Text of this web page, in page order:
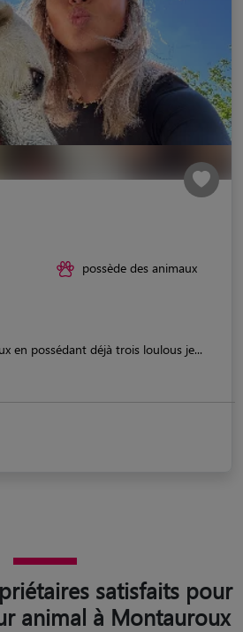
possède des animaux
en possédant déjà trois loulous je...
satisfaits pour
animal à Montauroux